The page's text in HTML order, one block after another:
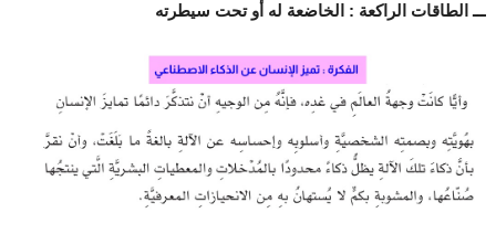
ـــ الطاقات الراكعة : الخاضعة له أو تحت سيطرته